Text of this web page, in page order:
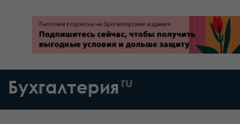
Бухгалтерия ru